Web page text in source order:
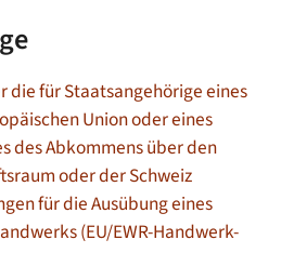
die für Staatsangehörige eines
Union oder eines
des Abkommens über den
oder der Schweiz
für die Ausübung eines
(EU/EWR-Handwerk-